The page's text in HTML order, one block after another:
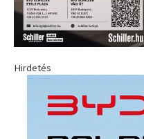
Hirdetés